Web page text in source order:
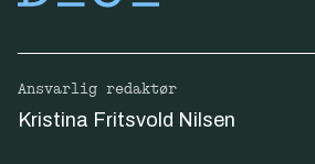
Ansvarlig redaktør
Kristina Fritsvold Nilsen